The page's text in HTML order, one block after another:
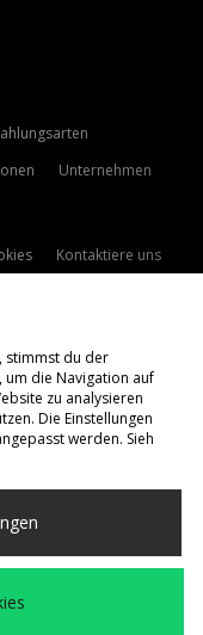
Unternehmen
Kontaktiere uns
stimmst du der
um die Navigation auf
zu analysieren
Die Einstellungen
werden. Sieh